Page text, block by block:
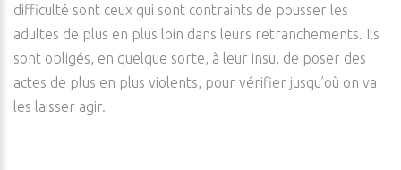
difficulté sont ceux qui sont contraints de pousser les
adultes de plus en plus loin dans leurs retranchements. Ils
sont obligés, en quelque sorte, à leur insu, de poser des
actes de plus en plus violents, pour vérifier jusqu’où on va
les laisser agir.